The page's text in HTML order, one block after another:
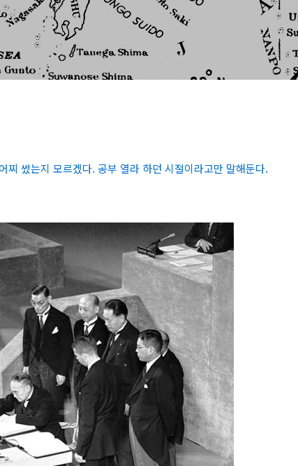
썼는지 모르겠다. 공부 열라 하던 시절이라고만 말해둔다.